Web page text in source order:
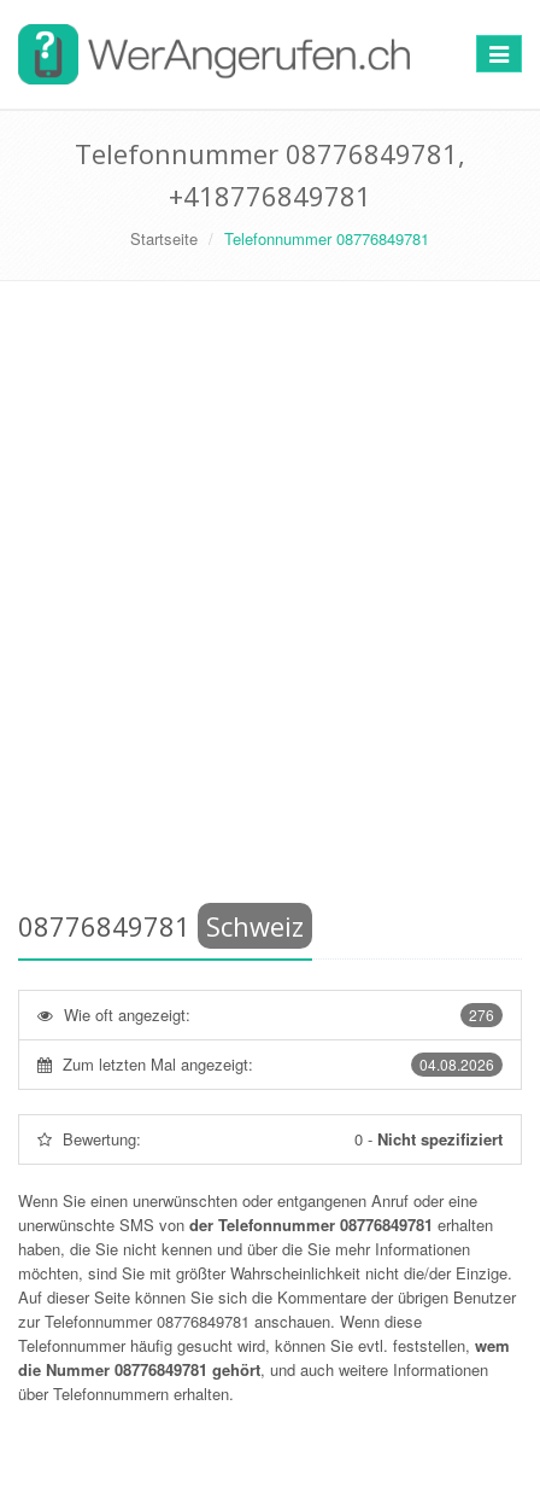
Toggle
Telefonnummer 08776849781,
+418776849781
Startseite Telefonnummer 08776849781
08776849781 Schweiz
276
Wie oft angezeigt:
04.08.2026
Zum letzten Mal angezeigt:
Bewertung: 0 - Nicht spezifiziert
Wenn Sie einen unerwünschten oder entgangenen Anruf oder eine
unerwünschte SMS von der Telefonnummer 08776849781 erhalten
haben, die Sie nicht kennen und über die Sie mehr Informationen
möchten, sind Sie mit größter Wahrscheinlichkeit nicht die/der Einzige.
Auf dieser Seite können Sie sich die Kommentare der übrigen Benutzer
zur Telefonnummer08776849781 anschauen. Wenn diese
Telefonnummer häufig gesucht wird, können Sie evtl. feststellen, wem
die Nummer 08776849781 gehört, und auch weitere Informationen
über Telefonnummern erhalten.